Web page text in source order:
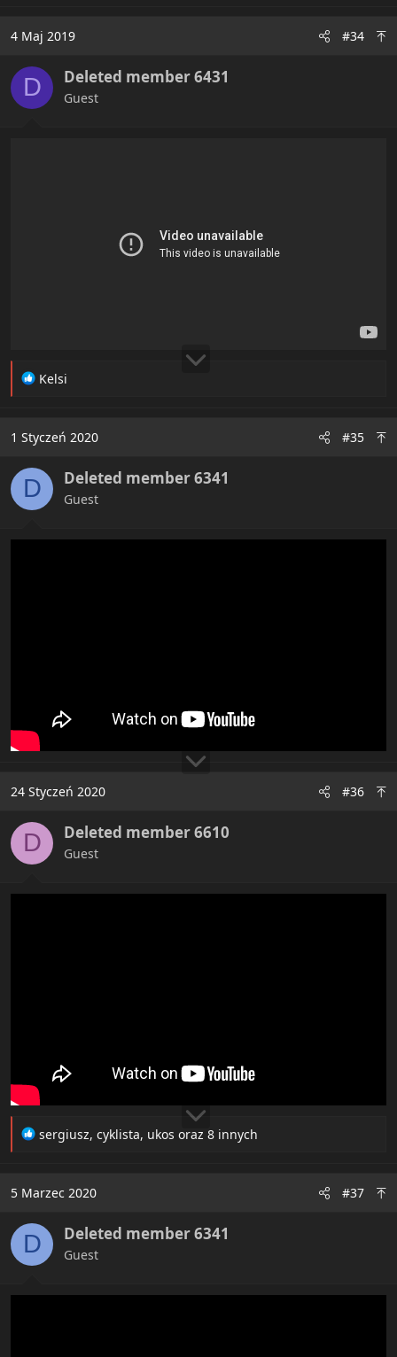
t
o
n
s
4 Maj 2019 #34
D Deleted member 6431
Guest
R
t
o
n
s
Kelsi
1 Styczeń 2020 #35
D Deleted member 6341
Guest
24 Styczeń 2020 #36
D Deleted member 6610
Guest
R
t
o
n
s
sergiusz, cyklista, ukos oraz 8 innych
5 Marzec 2020 #37
D Deleted member 6341
Guest